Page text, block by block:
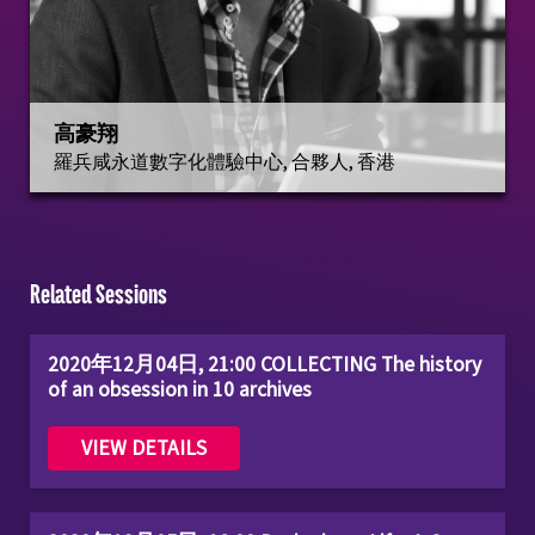
高豪翔
羅兵咸永道數字化體驗中心, 合夥人, 香港
Related Sessions
2020年12月04日, 21:00 COLLECTING The history
of an obsession in 10 archives
VIEW DETAILS